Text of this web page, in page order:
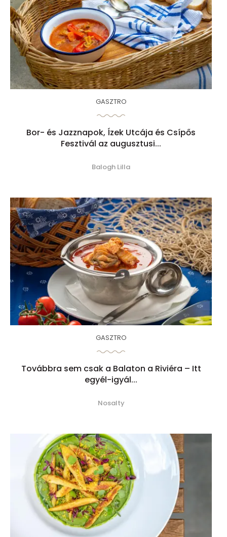
GASZTRO
Bor- és Jazznapok, Ízek Utcája és Csípős
Fesztivál az augusztusi...
Balogh Lilla
GASZTRO
Továbbra sem csak a Balaton a Riviéra – Itt
egyél-igyál...
Nosalty